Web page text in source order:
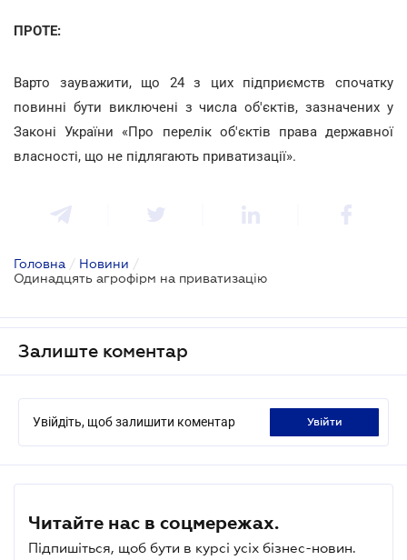
ПРОТЕ:
Варто зауважити, що 24 з цих підприємств спочатку
повинні бути виключені з числа об'єктів, зазначених у
Законі України «Про перелік об'єктів права державної
власності, що не підлягають приватизації».
Головна / Новини /
Одинадцять агрофірм на приватизацію
Залиште коментар
Увійдіть, щоб залишити коментар увійти
Читайте нас в соцмережах.
Підпишіться, щоб бути в курсі усіх бізнес-новин.